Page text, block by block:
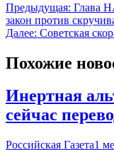
Предыдущая: Глава
закон против
Далее: Советская
Похожие
Инертная
сейчас
Российская Газета1